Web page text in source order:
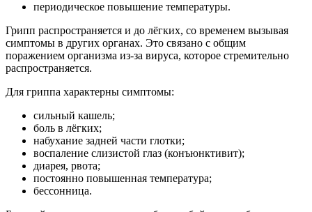
периодическое повышение температуры.
Грипп распространяется и до лёгких, со временем вызывая
симптомы в других органах. Это связано с общим
поражением организма из-за вируса, которое стремительно
распространяется.
Для гриппа характерны симптомы:
сильный кашель;
боль в лёгких;
набухание задней части глотки;
воспаление слизистой глаз (конъюнктивит);
диарея, рвота;
постоянно повышенная температура;
бессонница.